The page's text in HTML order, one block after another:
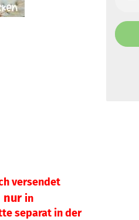
versendet
nur in
separat in der